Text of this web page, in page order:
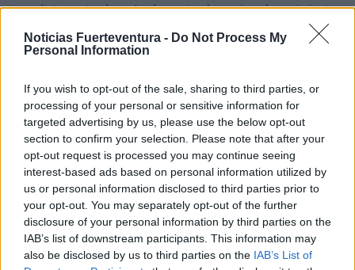
Noticias Fuerteventura - Do Not Process My
Personal Information
If you wish to opt-out of the sale, sharing to third parties, or
processing of your personal or sensitive information for
targeted advertising by us, please use the below opt-out
section to confirm your selection. Please note that after your
opt-out request is processed you may continue seeing
interest-based ads based on personal information utilized by
us or personal information disclosed to third parties prior to
your opt-out. You may separately opt-out of the further
disclosure of your personal information by third parties on the
IAB’s list of downstream participants. This information may
also be disclosed by us to third parties on the IAB’s List of
inmediatamente después de cocinarlos evita el crecimiento
microbiano.
Garantizar una higiene adecuada tanto para los
manipuladores de alimentos como para la zona de cocción.
alimentos
Con elCertificado manipulador de alimentos
podrás trabajar en diferentes sectores y realizar
todo tipo de actividades relacionadas con la
manipulación de alimentos.
Sectores: restauración, residencias de ancianos, alimentos